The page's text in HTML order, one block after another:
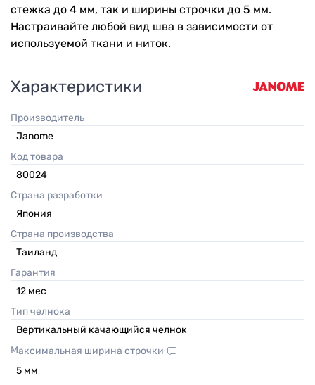
стежка до 4 мм, так и ширины строчки до 5 мм.
Настраивайте любой вид шва в зависимости от
используемой ткани и ниток.
Характеристики
Производитель
Janome
Код товара
80024
Страна разработки
Япония
Страна производства
Таиланд
Гарантия
12 мес
Тип челнока
Вертикальный качающийся челнок
Максимальная ширина строчки
5 мм